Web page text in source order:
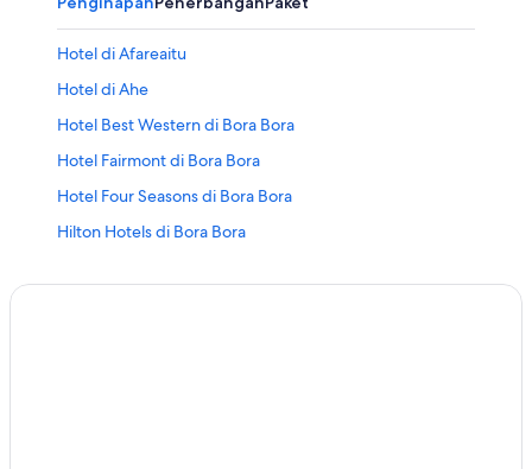
Hotel di Afareaitu
Hotel di Ahe
Hotel Best Western di Bora Bora
Hotel Fairmont di Bora Bora
Hotel Four Seasons di Bora Bora
Hilton Hotels di Bora Bora